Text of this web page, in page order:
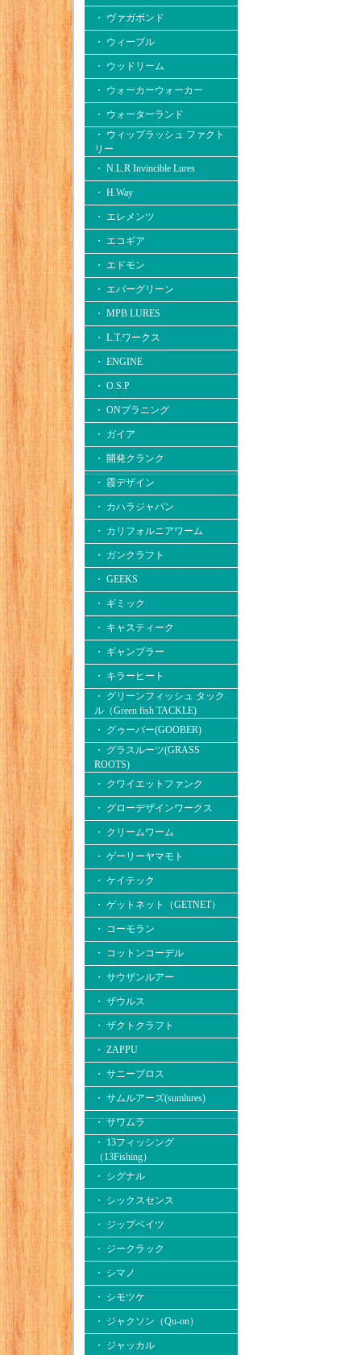
・ ヴァガボンド
・ ウィーブル
・ ウッドリーム
・ ウォーカーウォーカー
・ ウォーターランド
・ ウィップラッシュ ファクト
リー
・ N.L.R Invincible Lures
・ H.Way
・ エレメンツ
・ エコギア
・ エドモン
・ エバーグリーン
・ MPB LURES
・ L.T.ワークス
・ ENGINE
・ O.S.P
・ ONプラニング
・ ガイア
・ 開発クランク
・ 霞デザイン
・ カハラジャパン
・ カリフォルニアワーム
・ ガンクラフト
・ GEEKS
・ ギミック
・ キャスティーク
・ ギャンブラー
・ キラーヒート
・ グリーンフィッシュ タック
ル（Green fish TACKLE)
・ グゥーバー(GOOBER)
・ グラスルーツ(GRASS
ROOTS)
・ クワイエットファンク
・ グローデザインワークス
・ クリームワーム
・ ゲーリーヤマモト
・ ケイテック
・ ゲットネット（GETNET）
・ コーモラン
・ コットンコーデル
・ サウザンルアー
・ ザウルス
・ ザクトクラフト
・ ZAPPU
・ サニーブロス
・ サムルアーズ(sumlures)
・ サワムラ
・ 13フィッシング
（13Fishing）
・ シグナル
・ シックスセンス
・ ジップベイツ
・ ジークラック
・ シマノ
・ シモツケ
・ ジャクソン（Qu-on）
・ ジャッカル